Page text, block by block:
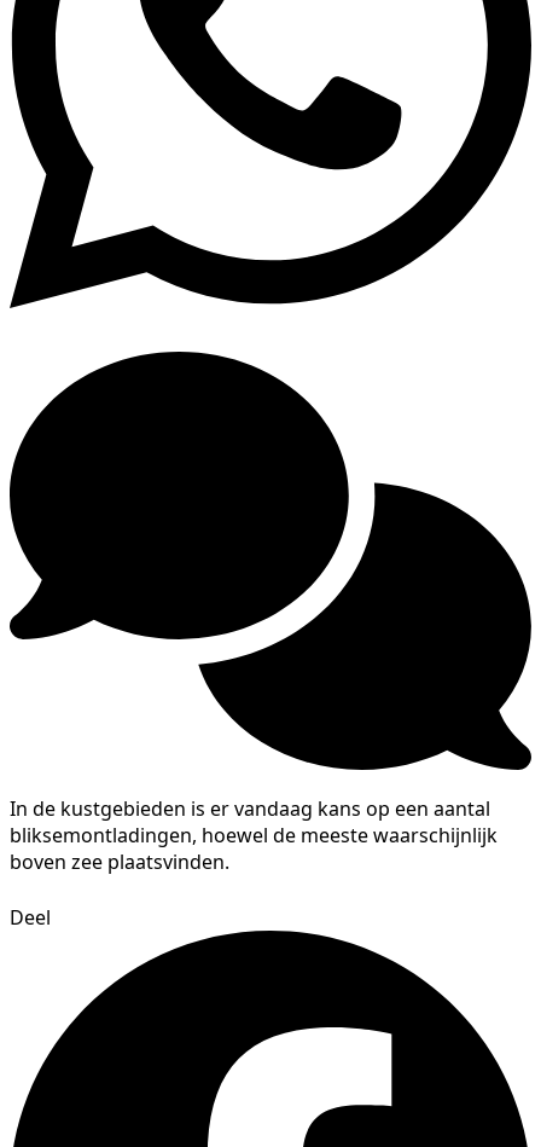
In de kustgebieden is er vandaag kans op een aantal
bliksemontladingen, hoewel de meeste waarschijnlijk
boven zee plaatsvinden.
Deel